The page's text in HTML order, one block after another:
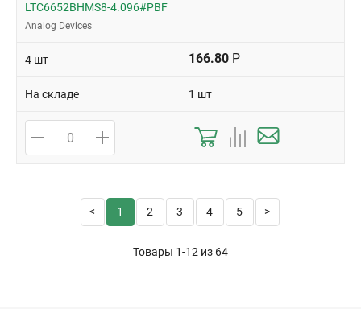
LTC6652BHMS8-4.096#PBF
Analog Devices
4 шт 166.80 Р
На складе 1 шт
1 2 3 4 5
Товары 1-12 из 64